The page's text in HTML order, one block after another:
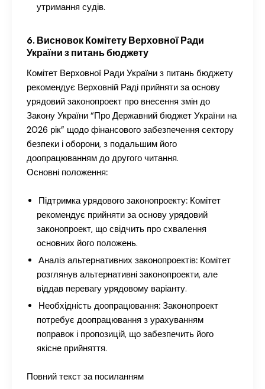
утримання судів.
6. Висновок Комітету Верховної Ради
України з питань бюджету
Комітет Верховної Ради України з питань бюджету
рекомендує Верховній Раді прийняти за основу
урядовий законопроект про внесення змін до
Закону України “Про Державний бюджет України на
2026 рік” щодо фінансового забезпечення сектору
безпеки і оборони, з подальшим його
доопрацюванням до другого читання.
Основні положення:
Підтримка урядового законопроекту: Комітет
рекомендує прийняти за основу урядовий
законопроект, що свідчить про схвалення
основних його положень.
Аналіз альтернативних законопроектів: Комітет
розглянув альтернативні законопроекти, але
віддав перевагу урядовому варіанту.
Необхідність доопрацювання: Законопроект
потребує доопрацювання з урахуванням
поправок і пропозицій, що забезпечить його
якісне прийняття.
Повний текст за посиланням